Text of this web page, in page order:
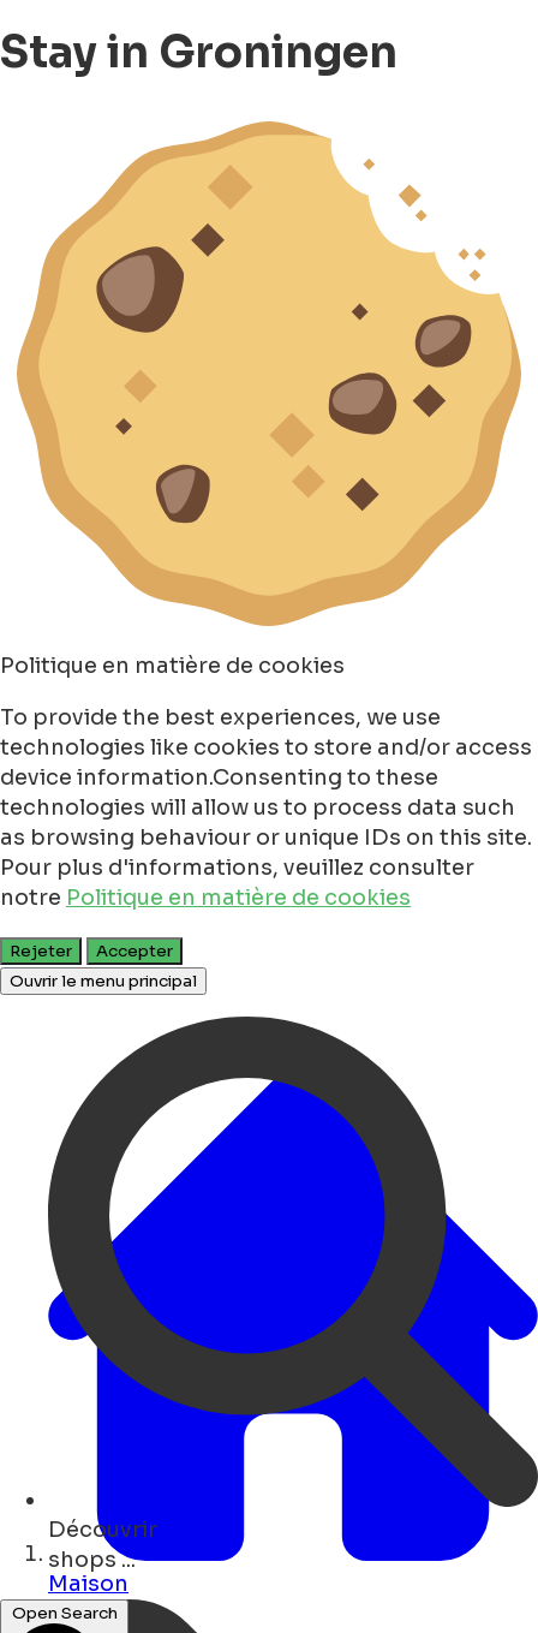
Stay in Groningen
Politique en matière de cookies
To provide the best experiences, we use
technologies like cookies to store and/or access
device information.Consenting to these
technologies will allow us to process data such
as browsing behaviour or unique IDs on this site.
Pour plus d'informations, veuillez consulter
notre Politique en matière de cookies
Rejeter
Accepter
Ouvrir le menu principal
Découvrir
monuments ...
Open Search
Maison